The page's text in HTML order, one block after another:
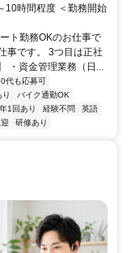
10時間程度 ＜勤務開始
ト勤務OKのお仕事で
事です。 3つ目は正社
・資金管理業務（日...
代も応募可
バイク通勤OK
1回あり 経験不問
英語
研修あり